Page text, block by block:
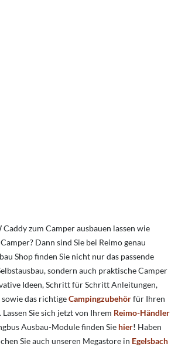
zum Camper ausbauen lassen wie
Dann sind Sie bei Reimo genau
Shop finden Sie nicht nur das passende
sondern auch praktische Camper
Ideen, Schritt für Schritt Anleitungen,
das richtigeCampingzubehörfür Ihren
Sie sich jetzt von Ihrem Reimo-Händler
Ausbau-Module finden Sie hier! Haben
Sie auch unseren Megastore in Egelsbach